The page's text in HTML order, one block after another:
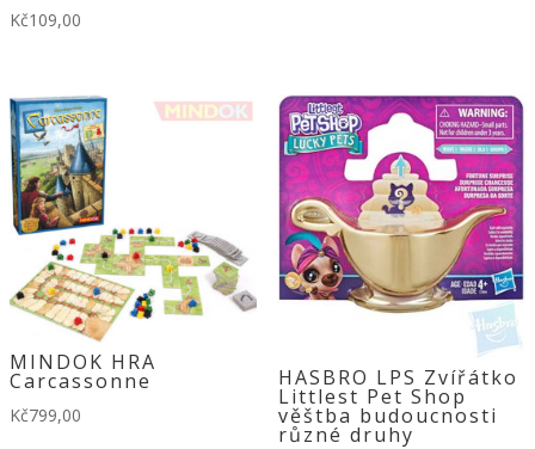
Kč109,00
MINDOK HRA
Carcassonne
Kč799,00
HASBRO LPS Zvířátko
Littlest Pet Shop
věštba budoucnosti
různé druhy